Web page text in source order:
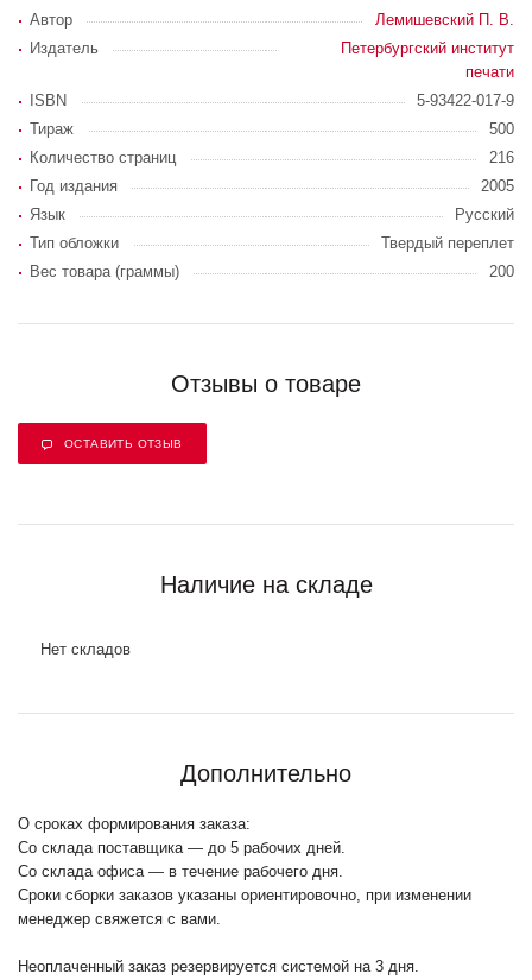
Автор
Лемишевский П. В.
Издатель
Петербургский институт
печати
ISBN
5-93422-017-9
Тираж
500
Количество страниц
216
Год издания
2005
Язык
Русский
Тип обложки
Твердый переплет
Вес товара (граммы)
200
Отзывы о товаре
ОСТАВИТЬ ОТЗЫВ
Наличие на складе
Нет складов
Дополнительно
О сроках формирования заказа:
Со склада поставщика — до 5 рабочих дней.
Со склада офиса — в течение рабочего дня.
Сроки сборки заказов указаны ориентировочно, при изменении
менеджер свяжется с вами.
Неоплаченный заказ резервируется системой на 3 дня.